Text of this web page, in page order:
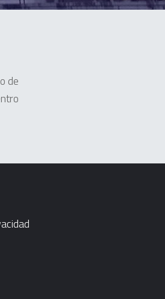
de